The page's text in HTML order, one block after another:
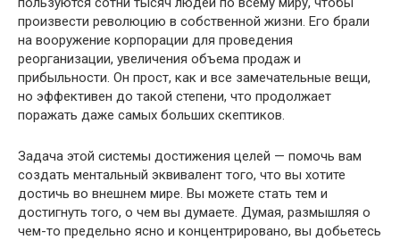
произвести революцию в собственной жизни. Его брали
на вооружение корпорации для проведения
реорганизации, увеличения объема продаж и
прибыльности. Он прост, как и все замечательные вещи,
но эффективен до такой степени, что продолжает
поражать даже самых больших скептиков.
Задача этой системы достижения целей — помочь вам
создать ментальный эквивалент того, что вы хотите
достичь во внешнем мире. Вы можете стать тем и
достигнуть того, о чем вы думаете. Думая, размышляя о
чем-то предельно ясно и концентрировано, вы добьетесь